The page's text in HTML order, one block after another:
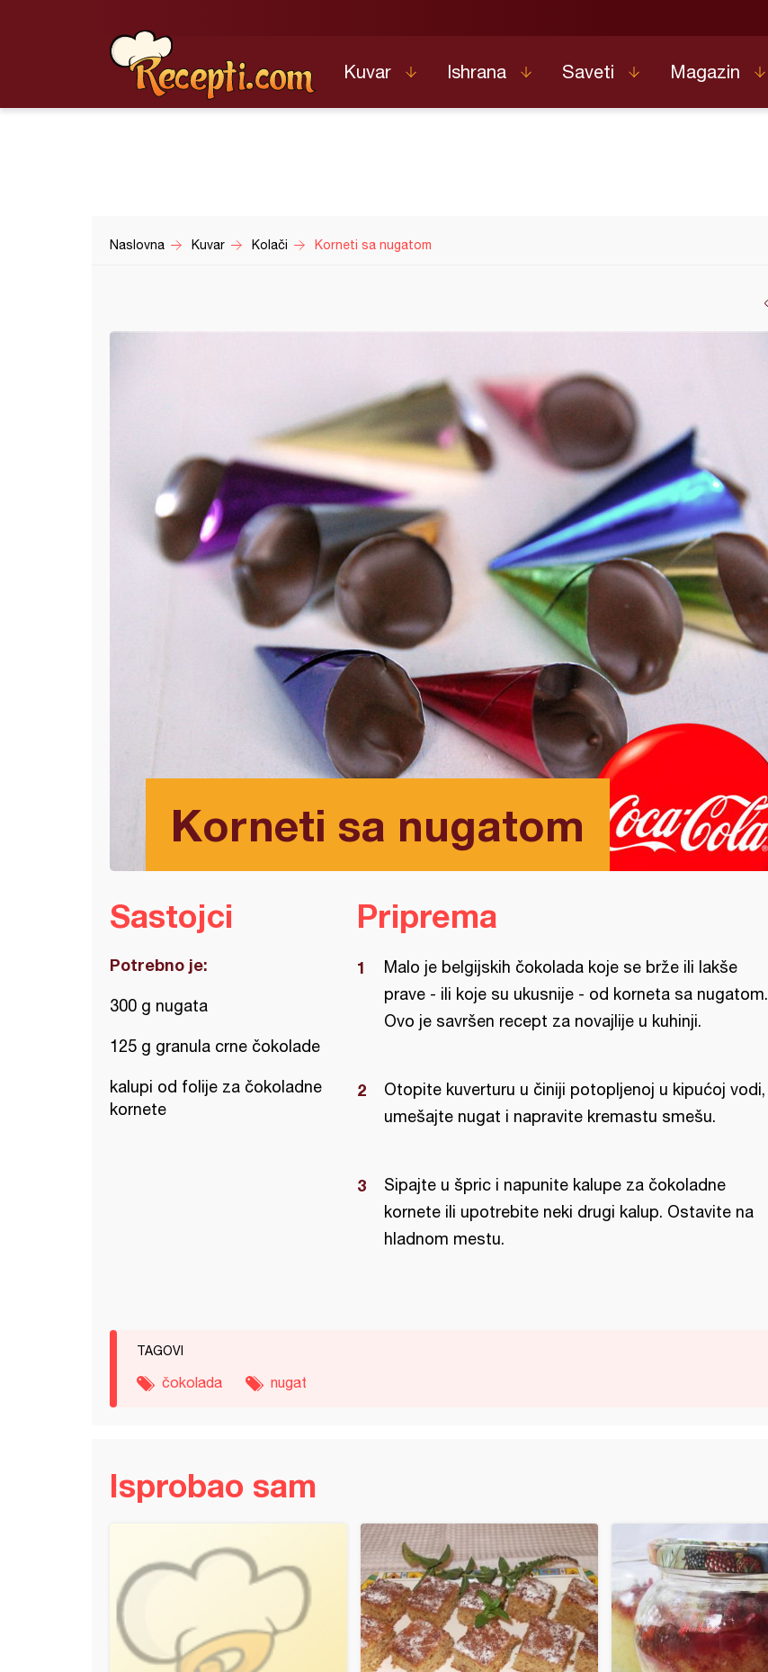
Kuvar Ishrana Saveti Magazin
Naslovna Kuvar Kolači Korneti sa nugatom
Korneti sa nugatom
Sastojci
Potrebno je:
300 g nugata
125 g granula crne čokolade
kalupi od folije za čokoladne
kornete
Priprema
Malo je belgijskih čokolada koje se brže ili lakše
prave - ili koje su ukusnije - od korneta sa nugatom.
Ovo je savršen recept za novajlije u kuhinji.
Otopite kuverturu u činiji potopljenoj u kipućoj vodi,
umešajte nugat i napravite kremastu smešu.
Sipajte u špric i napunite kalupe za čokoladne
kornete ili upotrebite neki drugi kalup. Ostavite na
hladnom mestu.
TAGOVI
čokolada nugat
Isprobao sam